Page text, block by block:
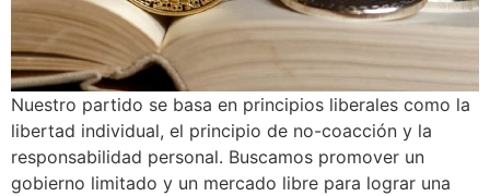
Nuestro partido se basa en principios liberales como la
libertad individual, el principio de no-coacción y la
responsabilidad personal. Buscamos promover un
gobierno limitado y un mercado libre para lograr una